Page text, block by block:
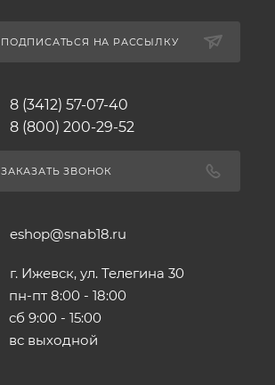
ПОДПИСАТЬСЯ НА РАССЫЛКУ
8 (3412) 57-07-40
8 (800) 200-29-52
ЗАКАЗАТЬ ЗВОНОК
eshop@snab18.ru
г. Ижевск, ул. Телегина 30
пн-пт 8:00 - 18:00
сб 9:00 - 15:00
вс выходной